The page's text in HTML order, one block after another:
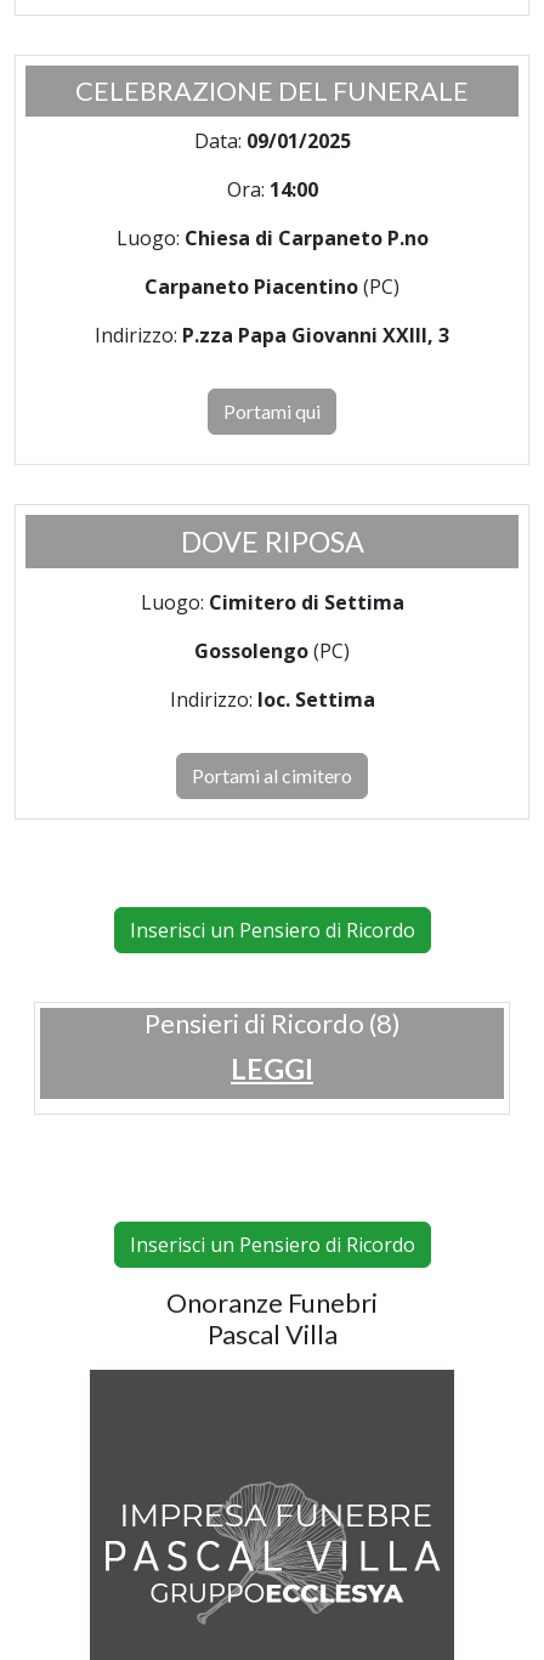
CELEBRAZIONE DEL FUNERALE
Data: 09/01/2025
Ora: 14:00
Luogo: Chiesa di Carpaneto P.no
Carpaneto Piacentino(PC)
Indirizzo: P.zza Papa Giovanni XXIII, 3
Portami qui
DOVE RIPOSA
Luogo: Cimitero di Settima
Gossolengo(PC)
Indirizzo: loc. Settima
Portami al cimitero
Inserisci un Pensiero di Ricordo
Pensieri di Ricordo (8)
LEGGI
Inserisci un Pensiero di Ricordo
Onoranze Funebri
Pascal Villa